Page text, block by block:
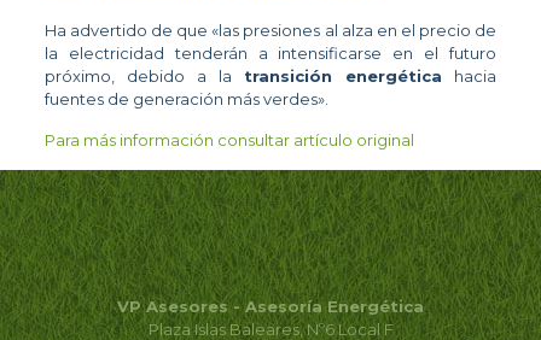
Ha advertido de que «las presiones al alza en el precio de
la electricidad tenderán a intensificarse en el futuro
próximo, debido a la transición energética hacia
fuentes de generación más verdes».
Para más información consultar artículo original
VP Asesores - Asesoría Energética
Plaza Islas Baleares, Nº6 Local F